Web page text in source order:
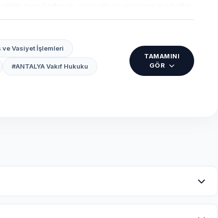
ve Vasiyet İşlemleri
#ANTALYA Vakıf Hukuku
TAMAMINI
GÖR